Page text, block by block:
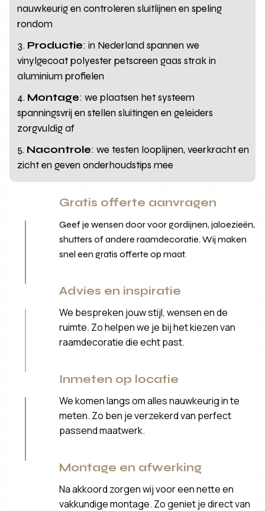
nauwkeurig en controleren sluitlijnen en speling
rondom
Productie: in Nederland spannen we
vinylgecoat polyester petscreen gaas strak in
aluminium profielen
Montage: we plaatsen het systeem
spanningsvrij en stellen sluitingen en geleiders
zorgvuldig af
Nacontrole: we testen looplijnen, veerkracht en
zicht en geven onderhoudstips mee
Gratis offerte aanvragen
Geef je wensen door voor gordijnen, jaloezieën,
shutters of andere raamdecoratie. Wij maken
snel een gratis offerte op maat.
Advies en inspiratie
We bespreken jouw stijl, wensen en de
ruimte. Zo helpen we je bij het kiezen van
raamdecoratie die echt past.
Inmeten op locatie
We komen langs om alles nauwkeurig in te
meten. Zo ben je verzekerd van perfect
passend maatwerk.
Montage en afwerking
Na akkoord zorgen wij voor een nette en
vakkundige montage. Zo geniet je direct van